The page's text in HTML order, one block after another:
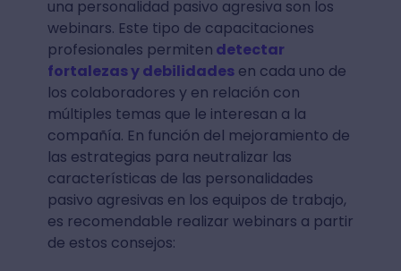
una personalidad pasivo agresiva son los
webinars. Este tipo de capacitaciones
profesionales permiten detectar
fortalezas y debilidadesen cada uno de
los colaboradores y en relación con
múltiples temas que le interesan a la
compañía. En función del mejoramiento de
las estrategias para neutralizar las
características de las personalidades
pasivo agresivas en los equipos de trabajo,
es recomendable realizar webinars a partir
de estos consejos: